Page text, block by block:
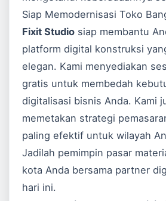
Siap Memodernisasi Toko
Fixit Studio siap membantu
platform digital konstruksi
elegan. Kami menyediakan
gratis untuk membedah
digitalisasi bisnis Anda. Kami
memetakan strategi
paling efektif untuk wilayah
Jadilah pemimpin pasar
kota Anda bersama partner
hari ini.